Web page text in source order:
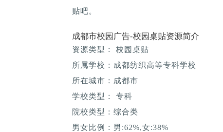
贴吧。
成都市校园广告-校园桌贴资源简介
资源类型： 校园桌贴
所属学校：成都纺织高等专科学校
所在城市：成都市
学校类型： 专科
院校类型：综合类
男女比例：男:62%,女:38%